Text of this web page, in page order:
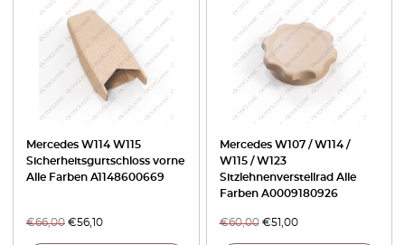
Mercedes W114 W115
Sicherheitsgurtschloss vorne
Alle Farben A1148600669
€66,00 €56,10
Mercedes W107 / W114 /
W115 / W123
Sitzlehnenverstellrad Alle
Farben A0009180926
€60,00 €51,00